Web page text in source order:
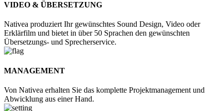
VIDEO & ÜBERSETZUNG
Nativea produziert Ihr gewünschtes Sound Design, Video oder
Erklärfilm und bietet in über 50 Sprachen den gewünschten
Übersetzungs- und Sprecherservice.
MANAGEMENT
Von Nativea erhalten Sie das komplette Projektmanagement und
Abwicklung aus einer Hand.